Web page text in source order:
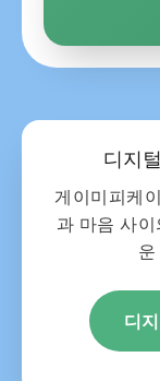
디지
게이미피케
과 마음 사
디